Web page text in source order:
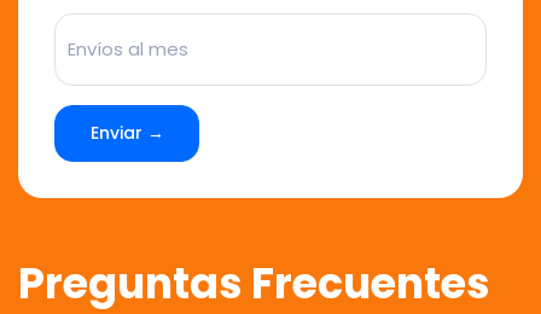
Enviar →
Preguntas Frecuentes